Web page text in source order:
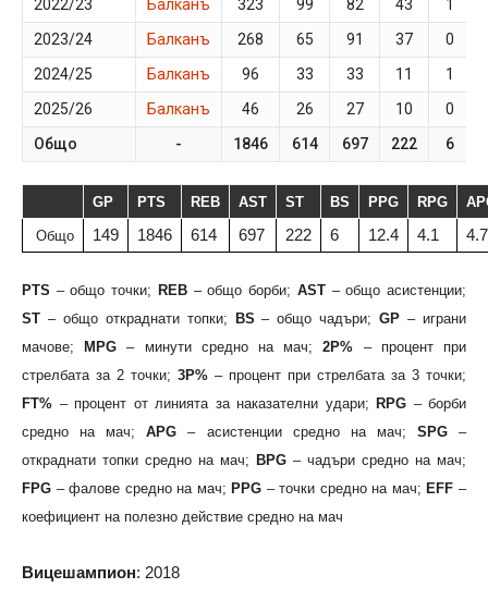
2022/23
Балканъ 323 99 82 43 1
2023/24
Балканъ 268 65 91 37 0
2024/25
Балканъ 96 33 33 11 1
2025/26
Балканъ 46 26 27 10 0
Общо
- 1846 614 697 222 6
GP PTS REB AST ST BS PPG RPG
Общо 149 1846 614 697 222 6 12.4 4.1 4.7
PTS – общо точки; REB– общо борби; AST– общо асистенции;
ST – общо откраднати топки; BS – общо чадъри;GP – играни
мачове;
MPG – минути средно на мач;2P% – процент при
стрелбата за 2 точки; 3P% – процент при стрелбата за 3 точки;
FT% – процент от линията за наказателни удари; RPG – борби
средно на мач;APG – асистенции средно на мач; SPG–
откраднати топки средно на мач; BPG – чадъри средно на мач;
FPG – фалове средно на мач; PPG – точки средно на мач; EFF –
коефициент на полезно действие средно на мач
Вицешампион: 2018